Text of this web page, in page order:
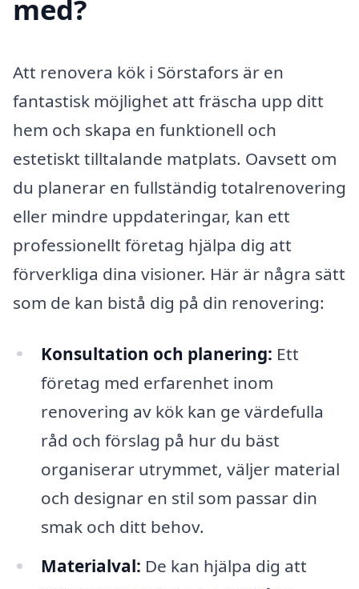
med?
Att renovera kök i Sörstafors är en
fantastisk möjlighet att fräscha upp ditt
hem och skapa en funktionell och
estetiskt tilltalande matplats. Oavsett om
du planerar en fullständig totalrenovering
eller mindre uppdateringar, kan ett
professionellt företag hjälpa dig att
förverkliga dina visioner. Här är några sätt
som de kan bistå dig på din renovering:
Konsultation och planering: Ett
företag med erfarenhet inom
renovering av kök kan ge värdefulla
råd och förslag på hur du bäst
organiserar utrymmet, väljer material
och designar en stil som passar din
smak och ditt behov.
Materialval: De kan hjälpa dig att